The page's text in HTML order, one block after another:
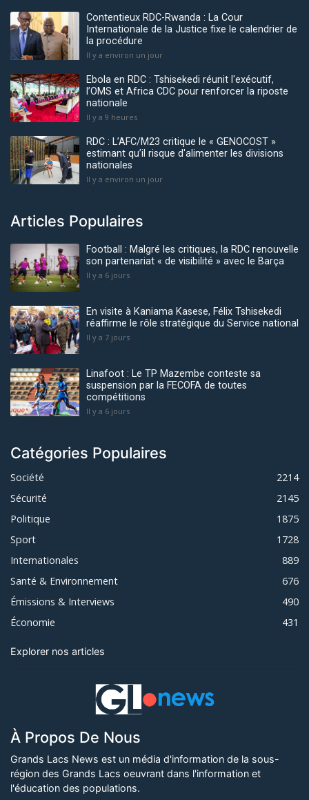
Contentieux RDC-Rwanda : La Cour
Internationale de la Justice fixe le calendrier de
la procédure
Il y a environ un jour
Ebola en RDC : Tshisekedi réunit l'exécutif,
l’OMS et Africa CDC pour renforcer la riposte
nationale
Il y a 9 heures
RDC : L’AFC/M23 critique le « GENOCOST »
estimant qu’il risque d'alimenter les divisions
nationales
Il y a environ un jour
Articles Populaires
Football : Malgré les critiques, la RDC renouvelle
son partenariat « de visibilité » avec le Barça
Il y a 6 jours
En visite à Kaniama Kasese, Félix Tshisekedi
réaffirme le rôle stratégique du Service national
Il y a 7 jours
Linafoot : Le TP Mazembe conteste sa
suspension par la FECOFA de toutes
compétitions
Il y a 6 jours
Catégories Populaires
Société
2214
Sécurité
2145
Politique
1875
Sport
1728
Internationales
889
Santé & Environnement
676
Émissions & Interviews
490
Économie
431
Explorer nos articles
À Propos De Nous
Grands Lacs News est un média d'information de la sous-
région des Grands Lacs oeuvrant dans l'information et
l'éducation des populations.